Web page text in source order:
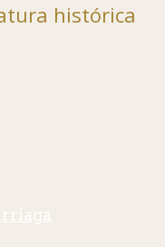
histórica